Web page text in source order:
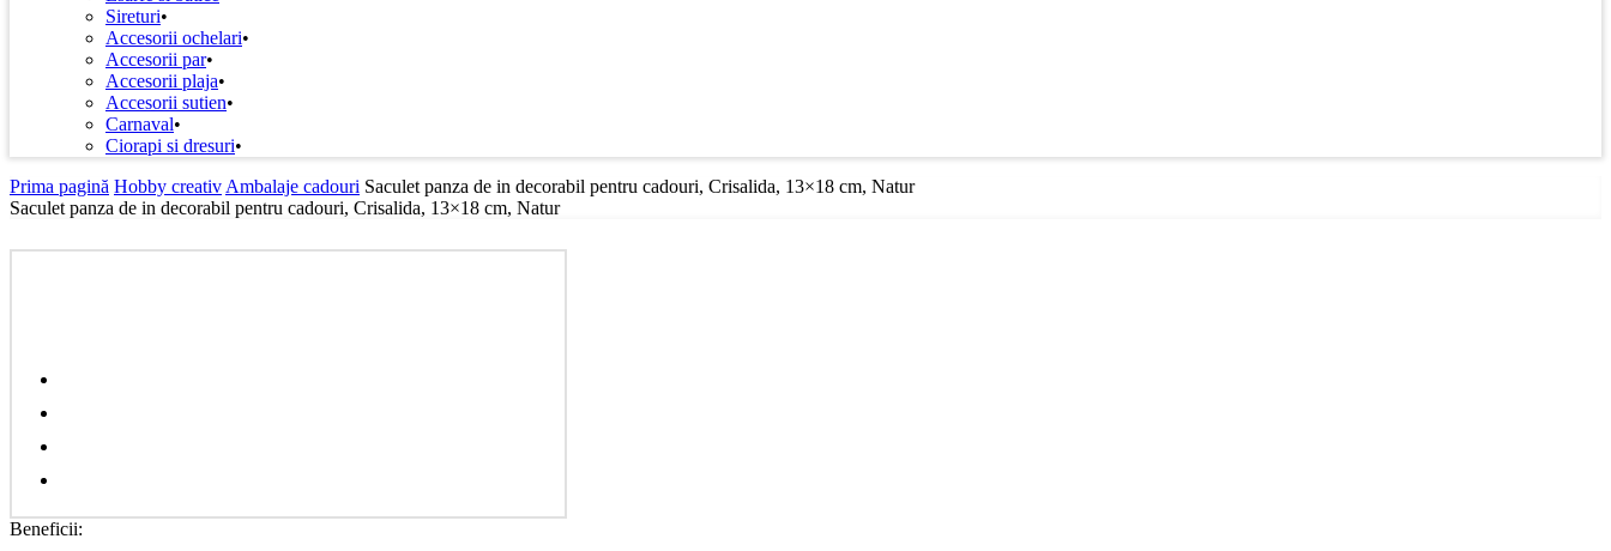
Sireturi
Accesorii ochelari
Accesorii par
Accesorii plaja
Accesorii sutien
Carnaval
Ciorapi si dresuri
Prima pagină Hobby creativ Ambalaje cadouri Saculet panza de in decorabil pentru cadouri, Crisalida, 13×18 cm, Natur
Saculet panza de in decorabil pentru cadouri, Crisalida, 13×18 cm, Natur
Beneficii: